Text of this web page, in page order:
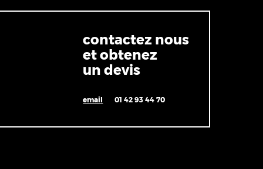
contactez nous
et obtenez
un devis
email 01 42 93 44 70